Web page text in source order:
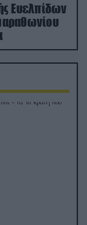
Ευελπίδων